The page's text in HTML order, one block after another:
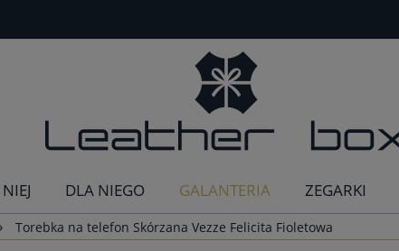
DLA NIEGO GALANTERIA ZEGARKI
Torebka na telefon Skórzana Vezze Felicita Fioletowa